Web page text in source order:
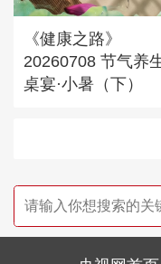
《健康之路》
20260708 节气养
桌宴·小暑（下）